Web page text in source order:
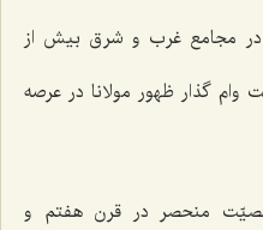
مجامع غرب و شرق بيش از
وام گذار ظهور مولانا در عرصه
منحصر در قرن هفتم و